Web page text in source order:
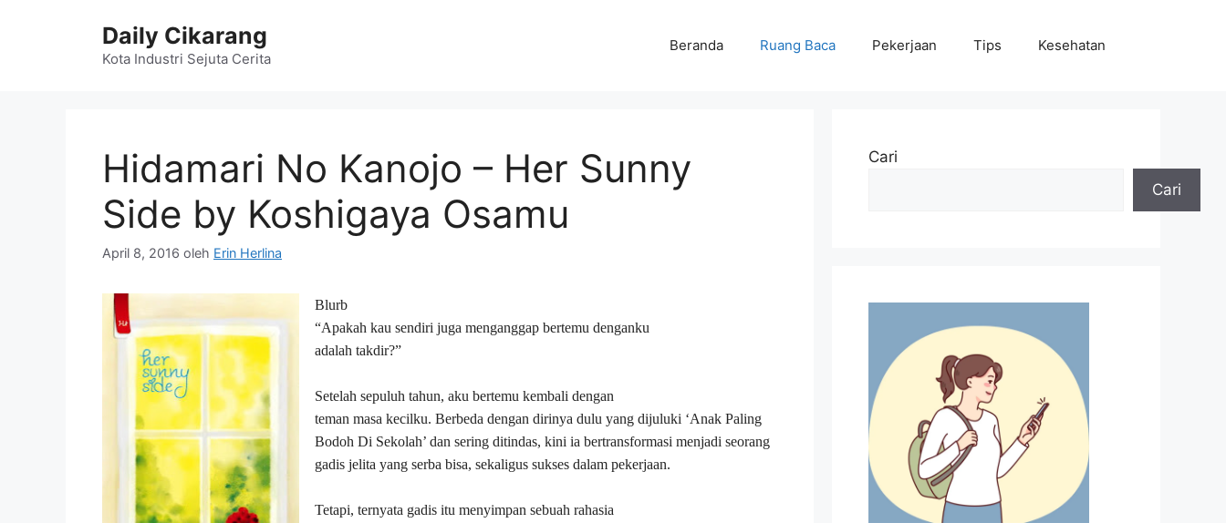
Daily Cikarang
Kota Industri Sejuta Cerita
Beranda Ruang Baca Pekerjaan Tips Kesehatan
Hidamari No Kanojo – Her Sunny
Side by Koshigaya Osamu
April 8, 2016 oleh Erin Herlina
Blurb
“Apakah kau sendiri juga menganggap bertemu denganku
adalah takdir?”
Setelah sepuluh tahun, aku bertemu kembali dengan
teman masa kecilku. Berbeda dengan dirinya dulu yang dijuluki ‘Anak Paling
Bodoh Di Sekolah’ dan sering ditindas, kini ia bertransformasi menjadi seorang
gadis jelita yang serba bisa, sekaligus sukses dalam pekerjaan.
Tetapi, ternyata gadis itu menyimpan sebuah rahasia
Cari
Cari